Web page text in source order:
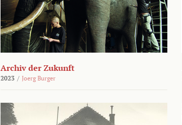
Archiv der Zukunft
2023 / Joerg Burger